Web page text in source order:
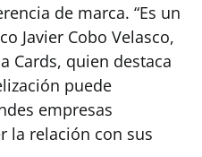
de marca. “Es un
Javier Cobo Velasco,
Cards, quien destaca
puede
empresas
la relación con sus